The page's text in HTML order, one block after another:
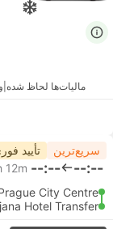
مالیات‌ها لحاظ شده
سریع‌ترین تأیید
--:--
--:--
12m
City Centre
Hotel Transfer